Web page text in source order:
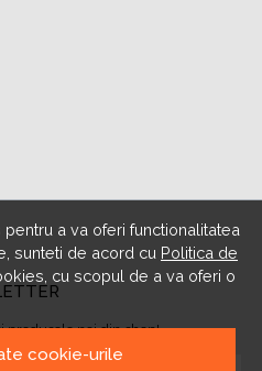
a va oferi functionalitatea
sunteti de acord cu Politica de
cu scopul de a va oferi o
cookie-urile
produsele noi din shop!